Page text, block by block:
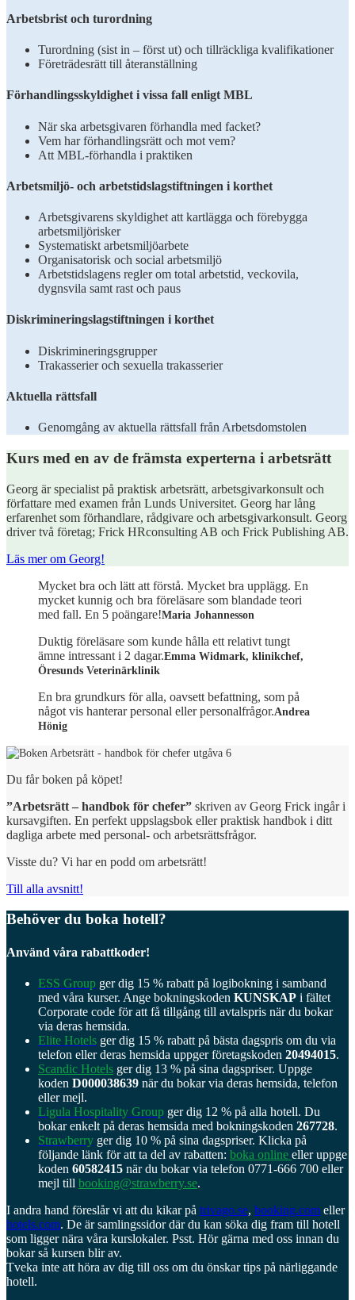
Arbetsbrist och turordning
Turordning (sist in – först ut) och tillräckliga kvalifikationer
Företrädesrätt till återanställning
Förhandlingsskyldighet i vissa fall enligt MBL
När ska arbetsgivaren förhandla med facket?
Vem har förhandlingsrätt och mot vem?
Att MBL-förhandla i praktiken
Arbetsmiljö- och arbetstidslagstiftningen i korthet
Arbetsgivarens skyldighet att kartlägga och förebygga
arbetsmiljörisker
Systematiskt arbetsmiljöarbete
Organisatorisk och social arbetsmiljö
Arbetstidslagens regler om total arbetstid, veckovila,
dygnsvila samt rast och paus
Diskrimineringslagstiftningen i korthet
Diskrimineringsgrupper
Trakasserier och sexuella trakasserier
Aktuella rättsfall
Genomgång av aktuella rättsfall från Arbetsdomstolen
Kurs med en av de främsta experterna i arbetsrätt
Georg är specialist på praktisk arbetsrätt, arbetsgivarkonsult och
författare med examen från Lunds Universitet. Georg har lång
erfarenhet som förhandlare, rådgivare och arbetsgivarkonsult. Georg
driver två företag; Frick HRconsulting AB och Frick Publishing AB.
Läs mer om Georg!
Mycket bra och lätt att förstå. Mycket bra upplägg. En
mycket kunnig och bra föreläsare som blandade teori
med fall. En 5 poängare!Maria Johannesson
Duktig föreläsare som kunde hålla ett relativt tungt
ämne intressant i 2 dagar.Emma Widmark, klinikchef,
Öresunds Veterinärklinik
En bra grundkurs för alla, oavsett befattning, som på
något vis hanterar personal eller personalfrågor.Andrea
Hönig
Du får boken på köpet!
”Arbetsrätt – handbok för chefer” skriven av Georg Frick ingår i
kursavgiften. En perfekt uppslagsbok eller praktisk handbok i ditt
dagliga arbete med personal- och arbetsrättsfrågor.
Visste du? Vi har en podd om arbetsrätt!
Till alla avsnitt!
Behöver du boka hotell?
Använd våra rabattkoder!
ESS Group ger dig 15 % rabatt på logibokning i samband
med våra kurser. Ange bokningskoden KUNSKAP i fältet
Corporate code för att få tillgång till avtalspris när du bokar
via deras hemsida.
Elite Hotels ger dig 15 % rabatt på bästa dagspris om du via
telefon eller deras hemsida uppger företagskoden 20494015.
Scandic Hotels ger dig 13 % på sina dagspriser. Uppge
koden D000038639 när du bokar via deras hemsida, telefon
eller mejl.
Ligula Hospitality Group ger dig 12 % på alla hotell. Du
bokar enkelt på deras hemsida med bokningskoden 267728.
Strawberry ger dig 10 % på sina dagspriser. Klicka på
följande länk för att ta del av rabatten: boka online eller uppge
koden 60582415 när du bokar via telefon 0771-666 700 eller
mejl till booking@strawberry.se.
I andra hand föreslår vi att du kikar på trivago.se, booking.com eller
hotels.com. De är samlingssidor där du kan söka dig fram till hotell
som ligger nära våra kurslokaler. Psst. Hör gärna med oss innan du
bokar så kursen blir av.
Tveka inte att höra av dig till oss om du önskar tips på närliggande
hotell.